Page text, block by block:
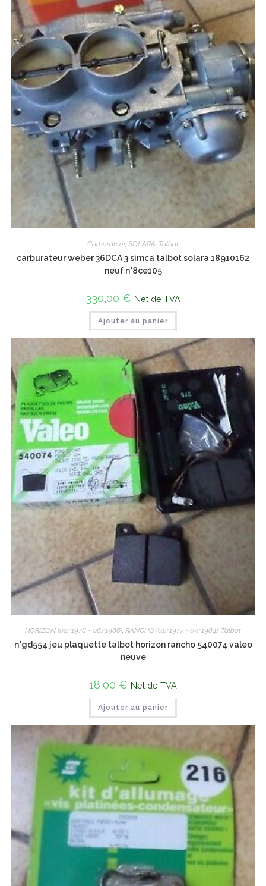
Carburateur, SOLARA, Talbot
carburateur weber 36DCA 3 simca talbot solara 18910162
neuf n°8ce105
330,00 € Net de TVA
Ajouter au panier
HORIZON (02/1978 - 06/1986), RANCHO (01/1977 - 07/1984), Talbot
n°gd554 jeu plaquette talbot horizon rancho 540074 valeo
neuve
18,00 € Net de TVA
Ajouter au panier